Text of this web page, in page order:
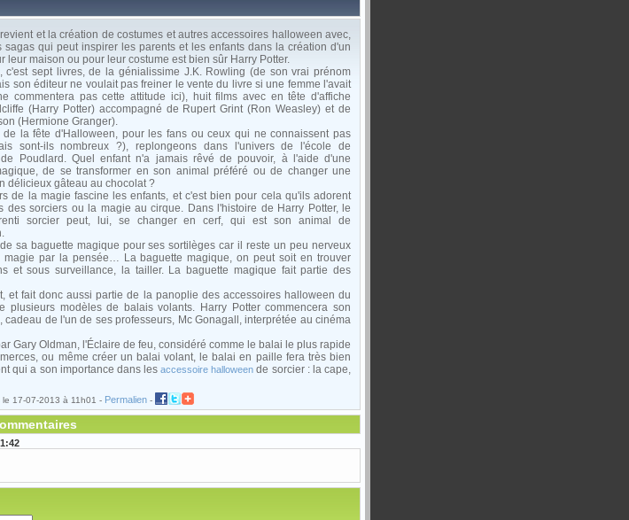
et la création de costumes et autres accessoires halloween avec,
sagas qui peut inspirer les parents et les enfants dans la création d'un
leur maison ou pour leur costume est bien sûr Harry Potter.
, c'est sept livres, de la génialissime J.K. Rowling (de son vrai prénom
son éditeur ne voulait pas freiner le vente du livre si une femme l'avait
commentera pas cette attitude ici), huit films avec en tête d'affiche
(Harry Potter) accompagné de Rupert Grint (Ron Weasley) et de
(Hermione Granger).
la fête d'Halloween, pour les fans ou ceux qui ne connaissent pas
sont-ils nombreux ?), replongeons dans l'univers de l'école de
Poudlard. Quel enfant n'a jamais rêvé de pouvoir, à l'aide d'une
de se transformer en son animal préféré ou de changer une
délicieux gâteau au chocolat ?
de la magie fascine les enfants, et c'est bien pour cela qu'ils adorent
des sorciers ou la magie au cirque. Dans l'histoire de Harry Potter, le
sorcier peut, lui, se changer en cerf, qui est son animal de
de sa baguette magique pour ses sortilèges car il reste un peu nerveux
par la pensée… La baguette magique, on peut soit en trouver
et sous surveillance, la tailler. La baguette magique fait partie des
fait donc aussi partie de la panoplie des accessoires halloween du
modèles de balais volants. Harry Potter commencera son
de l'un de ses professeurs, Mc Gonagall, interprétée au cinéma
Gary Oldman, l'Éclaire de feu, considéré comme le balai le plus rapide
ou même créer un balai volant, le balai en paille fera très bien
qui a son importance dans lesaccessoire halloween de sorcier : la cape,
le 17-07-2013 à 11h01 - Permalien -